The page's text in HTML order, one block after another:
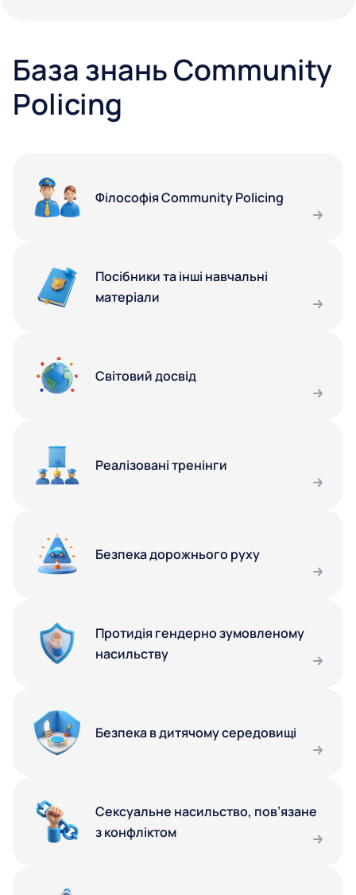
База знань Community
Policing
Філософія Community Policing
Посібники та інші навчальні
матеріали
Світовий досвід
Реалізовані тренінги
Безпека дорожнього руху
Протидія гендерно зумовленому
насильству
Безпека в дитячому середовищі
Сексуальне насильство, пов’язане
з конфліктом